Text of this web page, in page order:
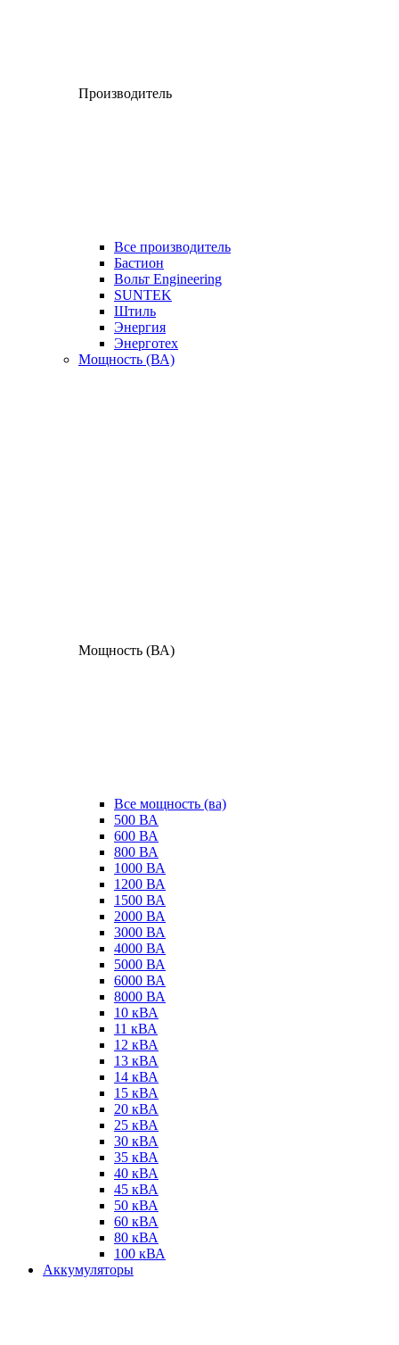
Производитель
Все производитель
Бастион
Вольт Engineering
SUNTEK
Штиль
Энергия
Энерготех
Мощность (ВА)
Мощность (ВА)
Все мощность (ва)
500 ВА
600 ВА
800 ВА
1000 ВА
1200 ВА
1500 ВА
2000 ВА
3000 ВА
4000 ВА
5000 ВА
6000 ВА
8000 ВА
10 кВА
11 кВА
12 кВА
13 кВА
14 кВА
15 кВА
20 кВА
25 кВА
30 кВА
35 кВА
40 кВА
45 кВА
50 кВА
60 кВА
80 кВА
100 кВА
Аккумуляторы